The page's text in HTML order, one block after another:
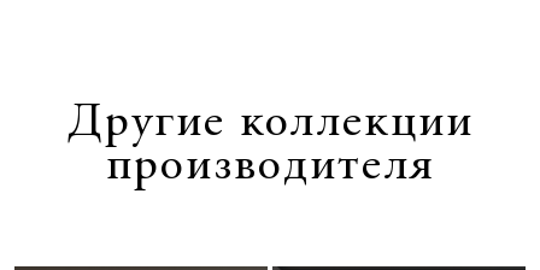
Другие коллекции
производителя